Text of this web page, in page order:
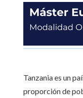
Tanzania es un
proporción de